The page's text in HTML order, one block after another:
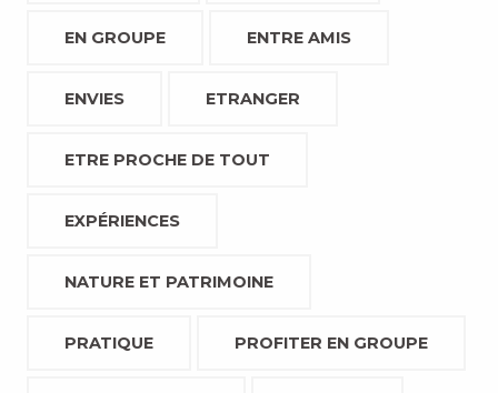
EN GROUPE ENTRE AMIS
ENVIES ETRANGER
ETRE PROCHE DE TOUT
EXPÉRIENCES
NATURE ET PATRIMOINE
PRATIQUE PROFITER EN GROUPE